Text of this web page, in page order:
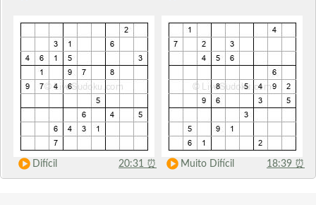
Difícil 20:31 ⏰ Muito Difícil 18:39 ⏰